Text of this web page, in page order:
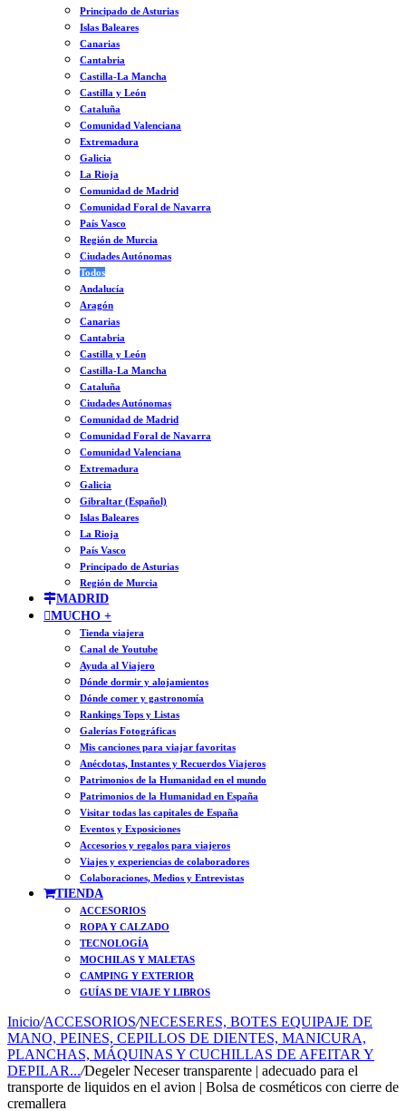
Principado de Asturias
Islas Baleares
Canarias
Cantabria
Castilla-La Mancha
Castilla y León
Cataluña
Comunidad Valenciana
Extremadura
Galicia
La Rioja
Comunidad de Madrid
Comunidad Foral de Navarra
País Vasco
Región de Murcia
Ciudades Autónomas
Todos
Andalucía
Aragón
Canarias
Cantabria
Castilla y León
Castilla-La Mancha
Cataluña
Ciudades Autónomas
Comunidad de Madrid
Comunidad Foral de Navarra
Comunidad Valenciana
Extremadura
Galicia
Gibraltar (Español)
Islas Baleares
La Rioja
País Vasco
Principado de Asturias
Región de Murcia
MADRID
MUCHO +
Tienda viajera
Canal de Youtube
Ayuda al Viajero
Dónde dormir y alojamientos
Dónde comer y gastronomía
Rankings Tops y Listas
Galerías Fotográficas
Mis canciones para viajar favoritas
Anécdotas, Instantes y Recuerdos Viajeros
Patrimonios de la Humanidad en el mundo
Patrimonios de la Humanidad en España
Visitar todas las capitales de España
Eventos y Exposiciones
Accesorios y regalos para viajeros
Viajes y experiencias de colaboradores
Colaboraciones, Medios y Entrevistas
TIENDA
ACCESORIOS
ROPA Y CALZADO
TECNOLOGÍA
MOCHILAS Y MALETAS
CAMPING Y EXTERIOR
GUÍAS DE VIAJE Y LIBROS
Inicio/ACCESORIOS/NECESERES, BOTES EQUIPAJE DE
MANO, PEINES, CEPILLOS DE DIENTES, MANICURA,
PLANCHAS, MÁQUINAS Y CUCHILLAS DE AFEITAR Y
DEPILAR.../Degeler Neceser transparente | adecuado para el
transporte de liquidos en el avion | Bolsa de cosméticos con cierre de
cremallera